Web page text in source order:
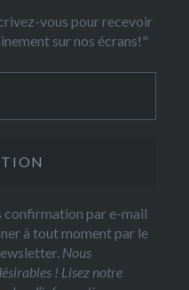
vous pour recevoir
sur nos écrans!"
confirmation par e-mail
à tout moment par le
Nous
! Lisez notre